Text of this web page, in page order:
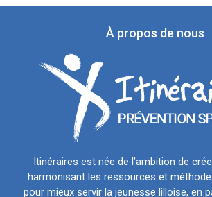
À propos de nous
Itinéraires est née de l’ambition de
harmonisant les ressources et
pour mieux servir la jeunesse lilloise, en